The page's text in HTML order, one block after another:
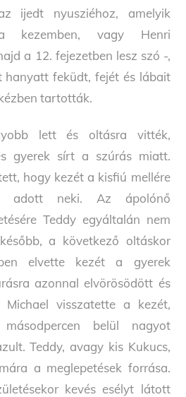
ijedt nyusziéhoz, amelyik
kezemben, vagy Henri
a 12. fejezetben lesz szó -,
hanyatt feküdt, fejét és lábait
tartották.
lett és oltásra vitték,
gyerek sírt a szúrás miatt.
hogy kezét a kisfiú mellére
adott neki. Az ápolónő
Teddy egyáltalán nem
a következő oltáskor
elvette kezét a gyerek
azonnal elvörösödött és
visszatette a kezét,
belül nagyot
Teddy, avagy kis Kukucs,
a meglepetések forrása.
kevés esélyt látott